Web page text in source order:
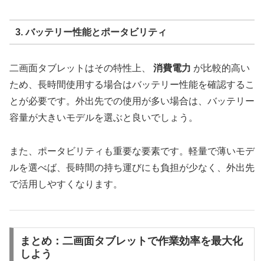
3. バッテリー性能とポータビリティ
二画面タブレットはその特性上、 消費電力 が比較的高い
ため、長時間使用する場合はバッテリー性能を確認するこ
とが必要です。外出先での使用が多い場合は、バッテリー
容量が大きいモデルを選ぶと良いでしょう。
また、ポータビリティも重要な要素です。軽量で薄いモデ
ルを選べば、長時間の持ち運びにも負担が少なく、外出先
で活用しやすくなります。
まとめ：二画面タブレットで作業効率を最大化
しよう